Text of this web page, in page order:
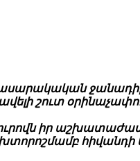
ավելի շուտ
իր
հիվանդի